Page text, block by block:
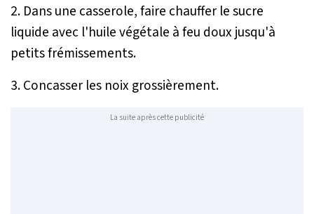
2. Dans une casserole, faire chauffer le sucre
liquide avec l'huile végétale à feu doux jusqu'à
petits frémissements.
3. Concasser les noix grossièrement.
La suite après cette publicité